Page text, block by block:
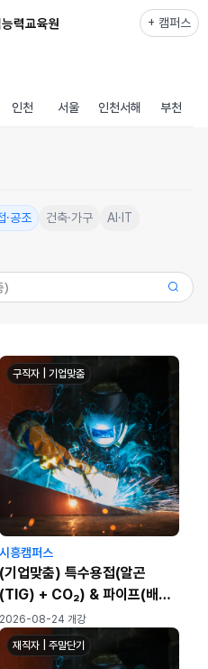
+ 캠퍼스
인천 서울 인천서해 부천
·공조 건축·가구
AI·IT
구직자 | 기업맞춤
시흥캠퍼스
(기업맞춤) 특수용접(알곤
(TIG) + CO₂) & 파이프(배
관),
스테인리스/알루미늄 용접 실무
★가스텅스텐아크용접기능사
2026-08-24 개강
재직자 | 주말단기